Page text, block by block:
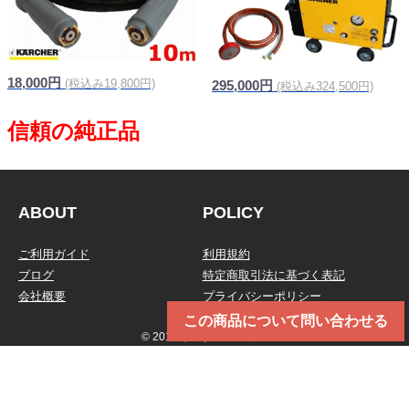
この商品について問い合わせる
18,000円 (税込み19,800円) 295,000円 (税込み324,500円)
ABOUT
ご利用ガイド
ブログ
会社概要
POLICY
利用規約
特定商取引法に基づく表記
プライバシーポリシー
© 2019 トータルメンテ